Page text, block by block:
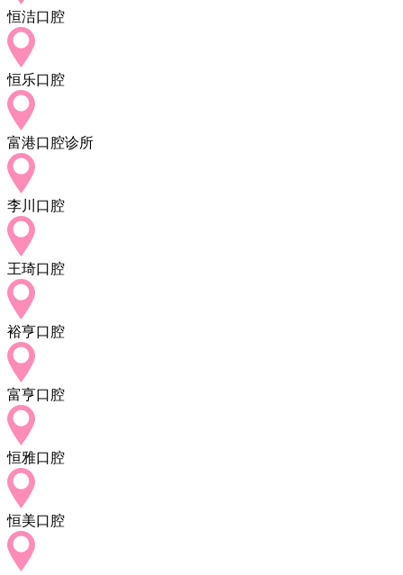
恒洁口腔
恒乐口腔
富港口腔诊所
李川口腔
王琦口腔
裕亨口腔
富亨口腔
恒雅口腔
恒美口腔